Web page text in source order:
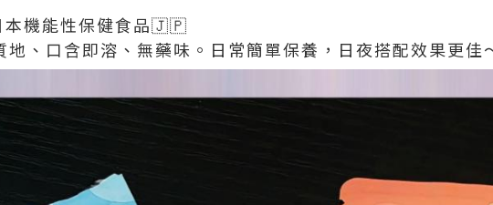
本機能性保健食品🇯🇵
地、口含即溶、無藥味。日常簡單保養，日夜搭配效果更佳